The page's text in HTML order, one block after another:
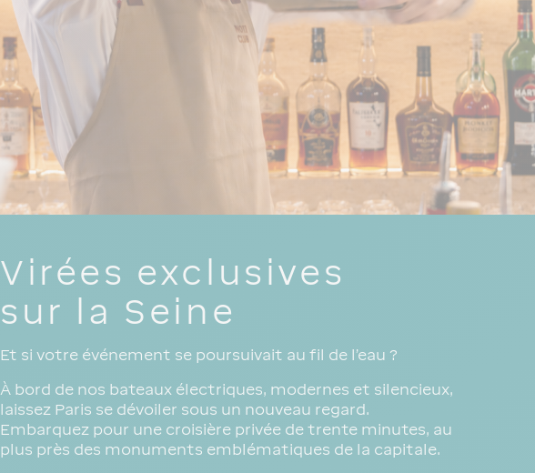
Virées exclusives
sur la Seine
Et si votre événement se poursuivait au fil de l’eau ?
À bord de nos bateaux électriques, modernes et silencieux,
laissez Paris se dévoiler sous un nouveau regard.
Embarquez pour une croisière privée de trente minutes, au
plus près des monuments emblématiques de la capitale.